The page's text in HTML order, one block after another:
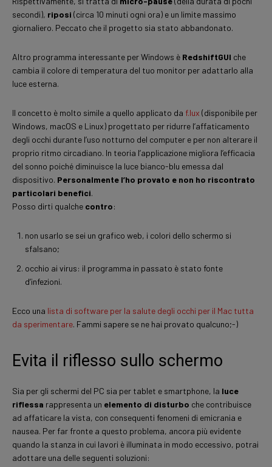
secondi), riposi (circa 10 minuti ogni ora) e un limite massimo
giornaliero. Peccato che il progetto sia stato abbandonato.
Altro programma interessante per Windows è RedshiftGUI che
cambia il colore di temperatura del tuo monitor per adattarlo alla
luce esterna.
Il concetto è molto simile a quello applicato da f.lux (disponibile per
Windows, macOS e Linux) progettato per ridurre l’affaticamento
degli occhi durante l’uso notturno del computer e per non alterare il
proprio ritmo circadiano. In teoria l’applicazione migliora l’efficacia
del sonno poiché diminuisce la luce bianco-blu emessa dal
dispositivo. Personalmente l’ho provato e non ho riscontrato
particolari benefici.
Posso dirti qualche contro:
non usarlo se sei un grafico web, i colori dello schermo si
sfalsano;
occhio ai virus: il programma in passato è stato fonte
d’infezioni.
Ecco una lista di software per la salute degli occhi per il Mac tutta
da sperimentare. Fammi sapere se ne hai provato qualcuno;-)
Evita il riflesso sullo schermo
Sia per gli schermi del PC sia per tablet e smartphone, la luce
riflessa rappresenta un elemento di disturbo che contribuisce
ad affaticare la vista, con consequenti fenomeni di emicrania e
nausea. Per far fronte a questo problema, ancora più evidente
quando la stanza in cui lavori è illuminata in modo eccessivo, potrai
adottare una delle seguenti soluzioni: